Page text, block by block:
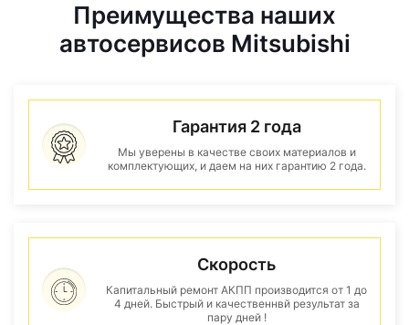
Преимущества наших
автосервисов Mitsubishi
Гарантия 2 года
Мы уверены в качестве своих материалов и
комплектующих, и даем на них гарантию 2 года.
Скорость
Капитальный ремонт АКПП производится от 1 до
4 дней. Быстрый и качественнвй результат за
пару дней !